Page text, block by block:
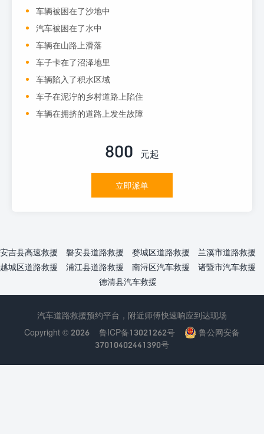
车辆被困在了沙地中
汽车被困在了水中
车辆在山路上滑落
车子卡在了沼泽地里
车辆陷入了积水区域
车子在泥泞的乡村道路上陷住
车辆在拥挤的道路上发生故障
800 元起
立即派单
安吉县高速救援 磐安县道路救援 婺城区道路救援
兰溪市道路救援
越城区道路救援
浦江县道路救援 南浔区汽车救援
诸暨市汽车救援
德清县汽车救援
汽车道路救援预约平台，附近师傅快速响应到达现场
Copyright © 2026
鲁ICP备13021262号
鲁公网安备
37010402441390号